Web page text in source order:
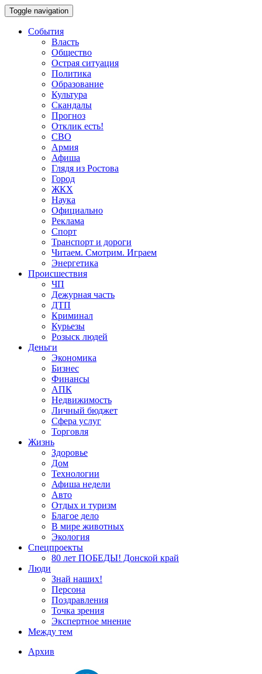
Toggle navigation
События
Власть
Общество
Острая ситуация
Политика
Образование
Культура
Скандалы
Прогноз
Отклик есть!
СВО
Армия
Афиша
Глядя из Ростова
Город
ЖКХ
Наука
Официально
Реклама
Спорт
Транспорт и дороги
Читаем. Смотрим. Играем
Энергетика
Происшествия
ЧП
Дежурная часть
ДТП
Криминал
Курьезы
Розыск людей
Деньги
Экономика
Бизнес
Финансы
АПК
Недвижимость
Личный бюджет
Сфера услуг
Торговля
Жизнь
Здоровье
Дом
Технологии
Афиша недели
Авто
Отдых и туризм
Благое дело
В мире животных
Экология
Спецпроекты
80 лет ПОБЕДЫ! Донской край
Люди
Знай наших!
Персона
Поздравления
Точка зрения
Экспертное мнение
Между тем
Архив